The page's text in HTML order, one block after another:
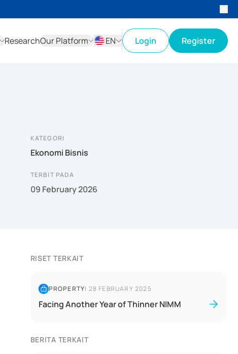
ResearchOur Platform
EN
Login Register
KATEGORI
Ekonomi Bisnis
TERBIT PADA
09 February 2026
RISET TERKAIT
PROPERTY| 28 FEBRUARY 2025
Facing Another Year of Thinner NIMM
BERITA TERKAIT